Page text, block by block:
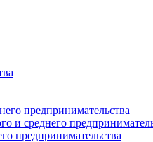
предпринимательства
и среднего
предпринимательства